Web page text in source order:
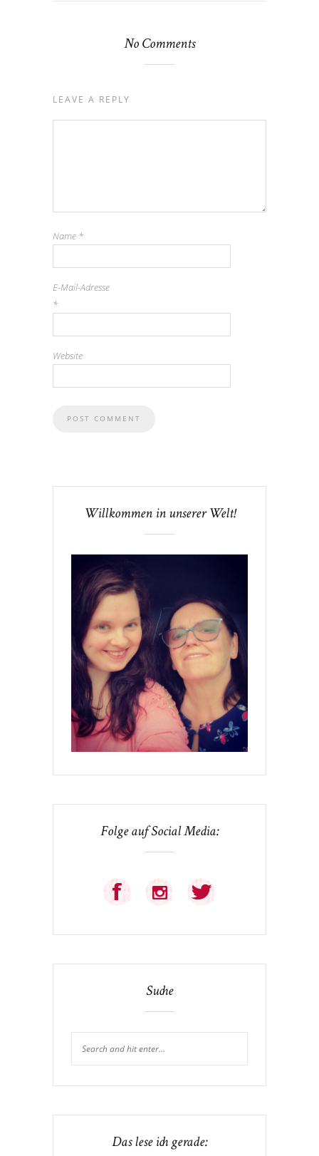
No Comments
LEAVE A REPLY
Name *
E-Mail-Adresse
*
Website
Willkommen in unserer Welt!
Folge auf Social Media:
Suche
Das lese ich gerade: